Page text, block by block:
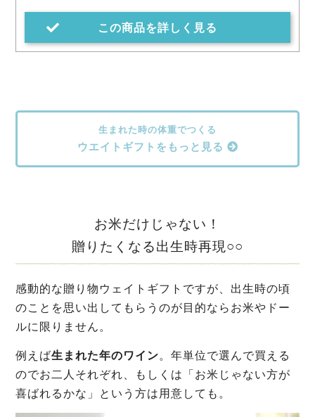
この商品を詳しく見る
生まれた時の体重でつくる
ウエイトギフトをもっと見る
お米だけじゃない！
贈りたくなる出生時再現○○
感動的な贈り物ウェイトギフトですが、出生時の頃
のことを思い出してもらうのが目的ならお米やドー
ルに限りません。
例えば生まれた年のワイン。年単位で選んで買える
のでお二人それぞれ、もしくは「お米じゃない方が
喜ばれるかな」という方は用意しても。